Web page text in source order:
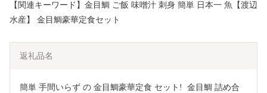
【関連キーワード】金目鯛 ご飯 味噌汁 刺身 簡単 日本一 魚【渡辺
水産】 金目鯛豪華定食セット
返礼品名
簡単 手間いらず の 金目鯛豪華定食 セット!  金目鯛 詰め合